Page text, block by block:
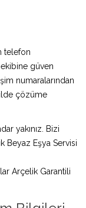
telefon
güven
numaralarından
çözüme
yakınız. Bizi
Beyaz Eşya Servisi
Arçelik Garantili